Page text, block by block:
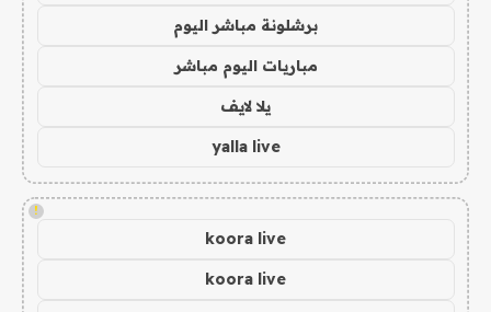
برشلونة مباشر اليوم
مباريات اليوم مباشر
يلا لايف
yalla live
!
koora live
koora live